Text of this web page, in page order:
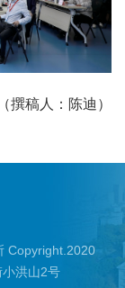
（撰稿人：陈迪）
Copyright.2020
洪山2号